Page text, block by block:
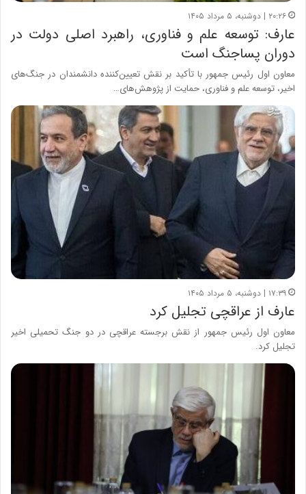
۲۰:۲۶ | دوشنبه، ۵ مرداد ۱۴۰۵
عارف: توسعه علم و فناوری، راهبرد اصلی دولت در
دوران پساجنگ است
معاون اول رئیس جمهور با تأکید بر نقش تعیین‌کننده دانشمندان در جنگ‌های
اخیر، توسعه علم و فناوری، حمایت از پژوهش‌های…
۱۷:۳۹ | دوشنبه، ۵ مرداد ۱۴۰۵
عارف از عراقچی تجلیل کرد
معاون اول رئیس جمهور از نقش برجسته عراقچی در دو جنگ تحمیلی اخیر
تجلیل کرد.